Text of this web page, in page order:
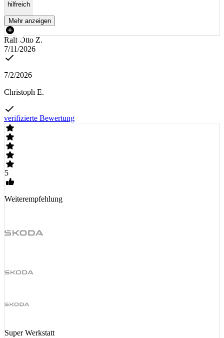
hilfreich
Mehr anzeigen
Ralf Otto Z.
7/11/2026
7/2/2026
Christoph E.
verifizierte Bewertung
5
Weiterempfehlung
Super Werkstatt